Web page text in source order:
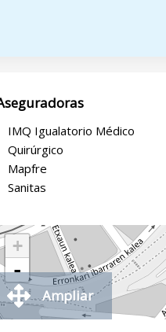
IMQ Igualatorio Médico
Quirúrgico
Mapfre
Sanitas
+
-
Ampliar